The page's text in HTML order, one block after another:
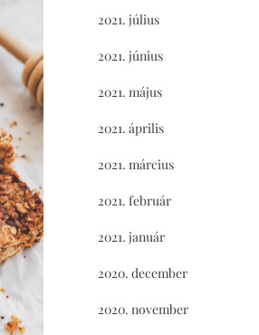
2021. július
2021. június
2021. május
2021. április
2021. március
2021. február
2021. január
2020. december
2020. november